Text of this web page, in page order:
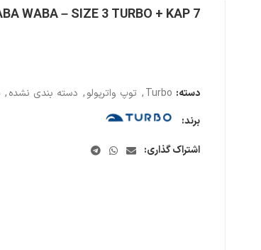
WABA – SIZE 3 TURBO + KAP 7
دسته: Turbo
, توپ واترپولو, دسته بندی نشده,
برند:
اشتراک گذاری: